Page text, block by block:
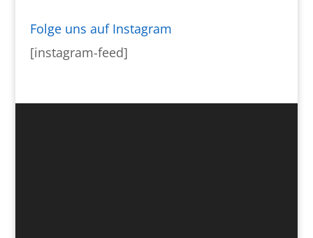
Folge uns auf Instagram
[instagram-feed]